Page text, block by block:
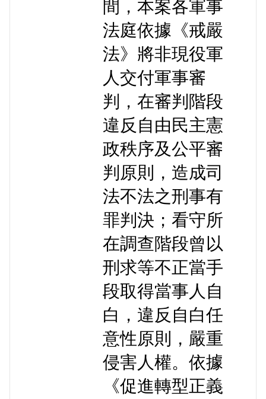
間，本案各軍事
法庭依據《戒嚴
法》將非現役軍
人交付軍事審
判，在審判階段
違反自由民主憲
政秩序及公平審
判原則，造成司
法不法之刑事有
罪判決；看守所
在調查階段曾以
刑求等不正當手
段取得當事人自
白，違反自白任
意性原則，嚴重
侵害人權。依據
《促進轉型正義